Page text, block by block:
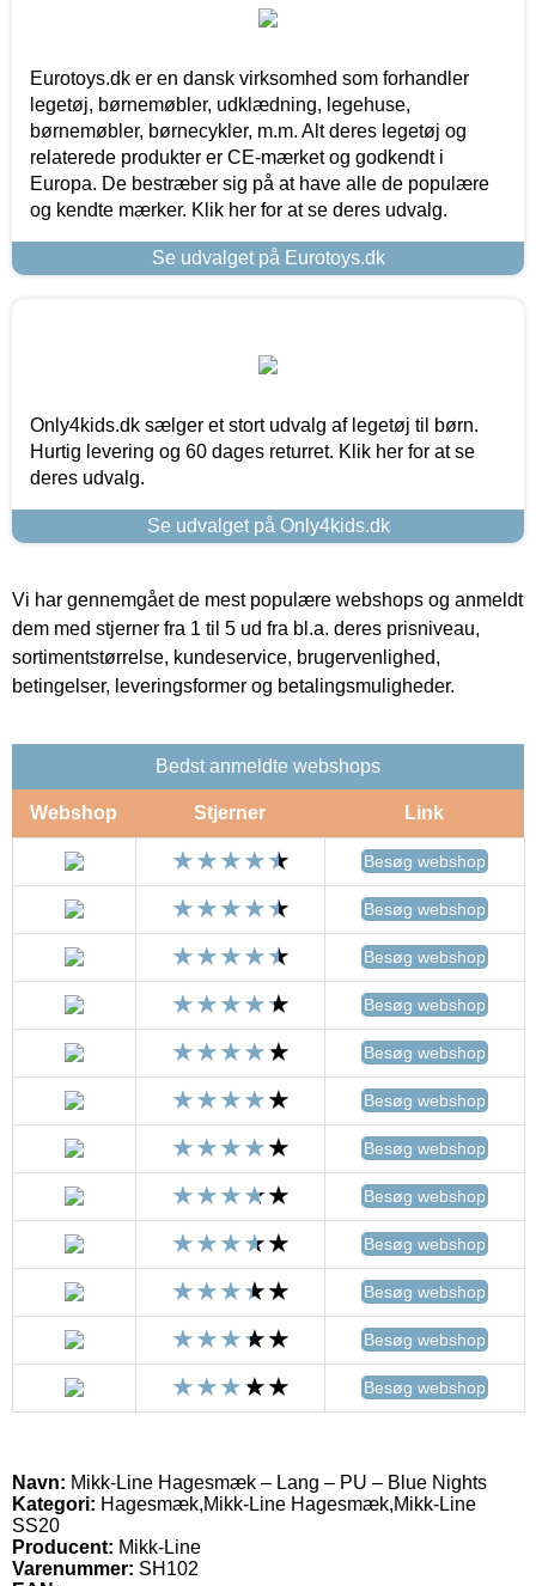
Eurotoys.dk er en dansk virksomhed som forhandler
legetøj, børnemøbler, udklædning, legehuse,
børnemøbler, børnecykler, m.m. Alt deres legetøj og
relaterede produkter er CE-mærket og godkendt i
Europa. De bestræber sig på at have alle de populære
og kendte mærker. Klik her for at se deres udvalg.
Se udvalget på Eurotoys.dk
Only4kids.dk sælger et stort udvalg af legetøj til børn.
Hurtig levering og 60 dages returret. Klik her for at se
deres udvalg.
Se udvalget på Only4kids.dk
Vi har gennemgået de mest populære webshops og anmeldt
dem med stjerner fra 1 til 5 ud fra bl.a. deres prisniveau,
sortimentstørrelse, kundeservice, brugervenlighed,
betingelser, leveringsformer og betalingsmuligheder.
Bedst anmeldte webshops
Webshop Stjerner Link
Besøg webshop
Besøg webshop
Besøg webshop
Besøg webshop
Besøg webshop
Besøg webshop
Besøg webshop
Besøg webshop
Besøg webshop
Besøg webshop
Besøg webshop
Besøg webshop
Navn: Mikk-Line Hagesmæk – Lang – PU – Blue Nights
Kategori: Hagesmæk,Mikk-Line Hagesmæk,Mikk-Line
SS20
Producent: Mikk-Line
Varenummer: SH102